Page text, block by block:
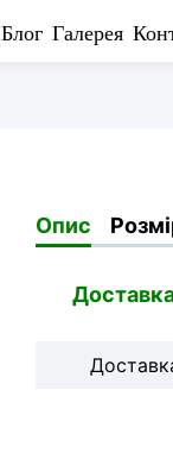
Блог Галерея
Опис